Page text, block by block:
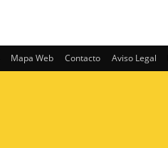
Mapa Web Contacto Aviso Legal